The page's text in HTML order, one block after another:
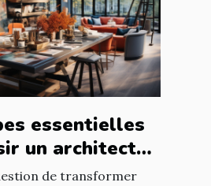
essentielles
un architecte
de transformer